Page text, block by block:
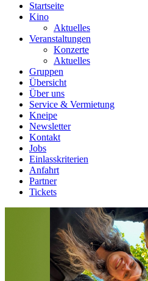
Startseite
Kino
Aktuelles
Veranstaltungen
Konzerte
Aktuelles
Gruppen
Übersicht
Über uns
Service & Vermietung
Kneipe
Newsletter
Kontakt
Jobs
Einlasskriterien
Anfahrt
Partner
Tickets